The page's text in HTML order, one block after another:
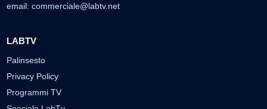
email: commerciale@labtv.net
LABTV
Palinsesto
Privacy Policy
Programmi TV